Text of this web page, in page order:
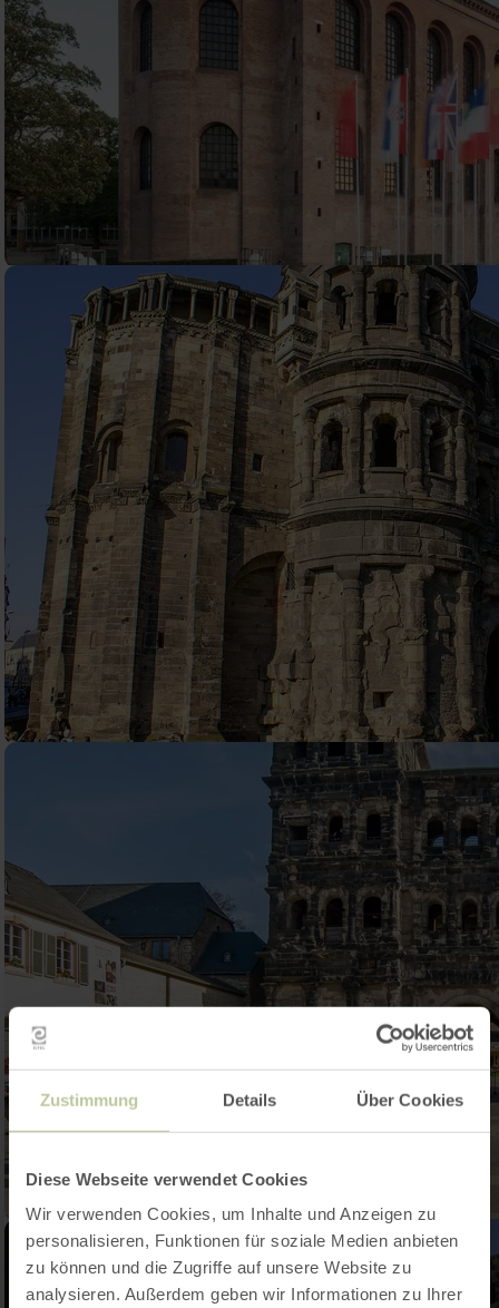
Zustimmung Details Über Cookies
Diese Webseite verwendet Cookies
Wir verwenden Cookies, um Inhalte und Anzeigen zu
personalisieren, Funktionen für soziale Medien anbieten
zu können und die Zugriffe auf unsere Website zu
analysieren. Außerdem geben wir Informationen zu Ihrer